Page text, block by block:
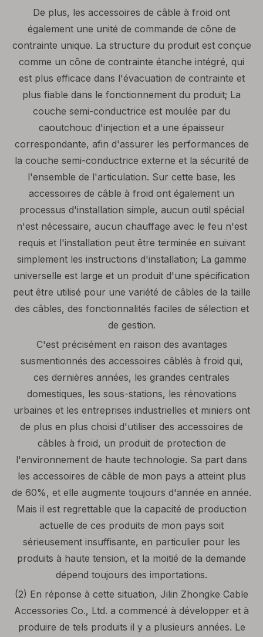
De plus, les accessoires de câble à froid ont
également une unité de commande de cône de
contrainte unique. La structure du produit est conçue
comme un cône de contrainte étanche intégré, qui
est plus efficace dans l'évacuation de contrainte et
plus fiable dans le fonctionnement du produit; La
couche semi-conductrice est moulée par du
caoutchouc d'injection et a une épaisseur
correspondante, afin d'assurer les performances de
la couche semi-conductrice externe et la sécurité de
l'ensemble de l'articulation. Sur cette base, les
accessoires de câble à froid ont également un
processus d'installation simple, aucun outil spécial
n'est nécessaire, aucun chauffage avec le feu n'est
requis et l'installation peut être terminée en suivant
simplement les instructions d'installation; La gamme
universelle est large et un produit d'une spécification
peut être utilisé pour une variété de câbles de la taille
des câbles, des fonctionnalités faciles de sélection et
de gestion.
C'est précisément en raison des avantages
susmentionnés des accessoires câblés à froid qui,
ces dernières années, les grandes centrales
domestiques, les sous-stations, les rénovations
urbaines et les entreprises industrielles et miniers ont
de plus en plus choisi d'utiliser des accessoires de
câbles à froid, un produit de protection de
l'environnement de haute technologie. Sa part dans
les accessoires de câble de mon pays a atteint plus
de 60%, et elle augmente toujours d'année en année.
Mais il est regrettable que la capacité de production
actuelle de ces produits de mon pays soit
sérieusement insuffisante, en particulier pour les
produits à haute tension, et la moitié de la demande
dépend toujours des importations.
(2) En réponse à cette situation, Jilin Zhongke Cable
Accessories Co., Ltd. a commencé à développer et à
produire de tels produits il y a plusieurs années. Le